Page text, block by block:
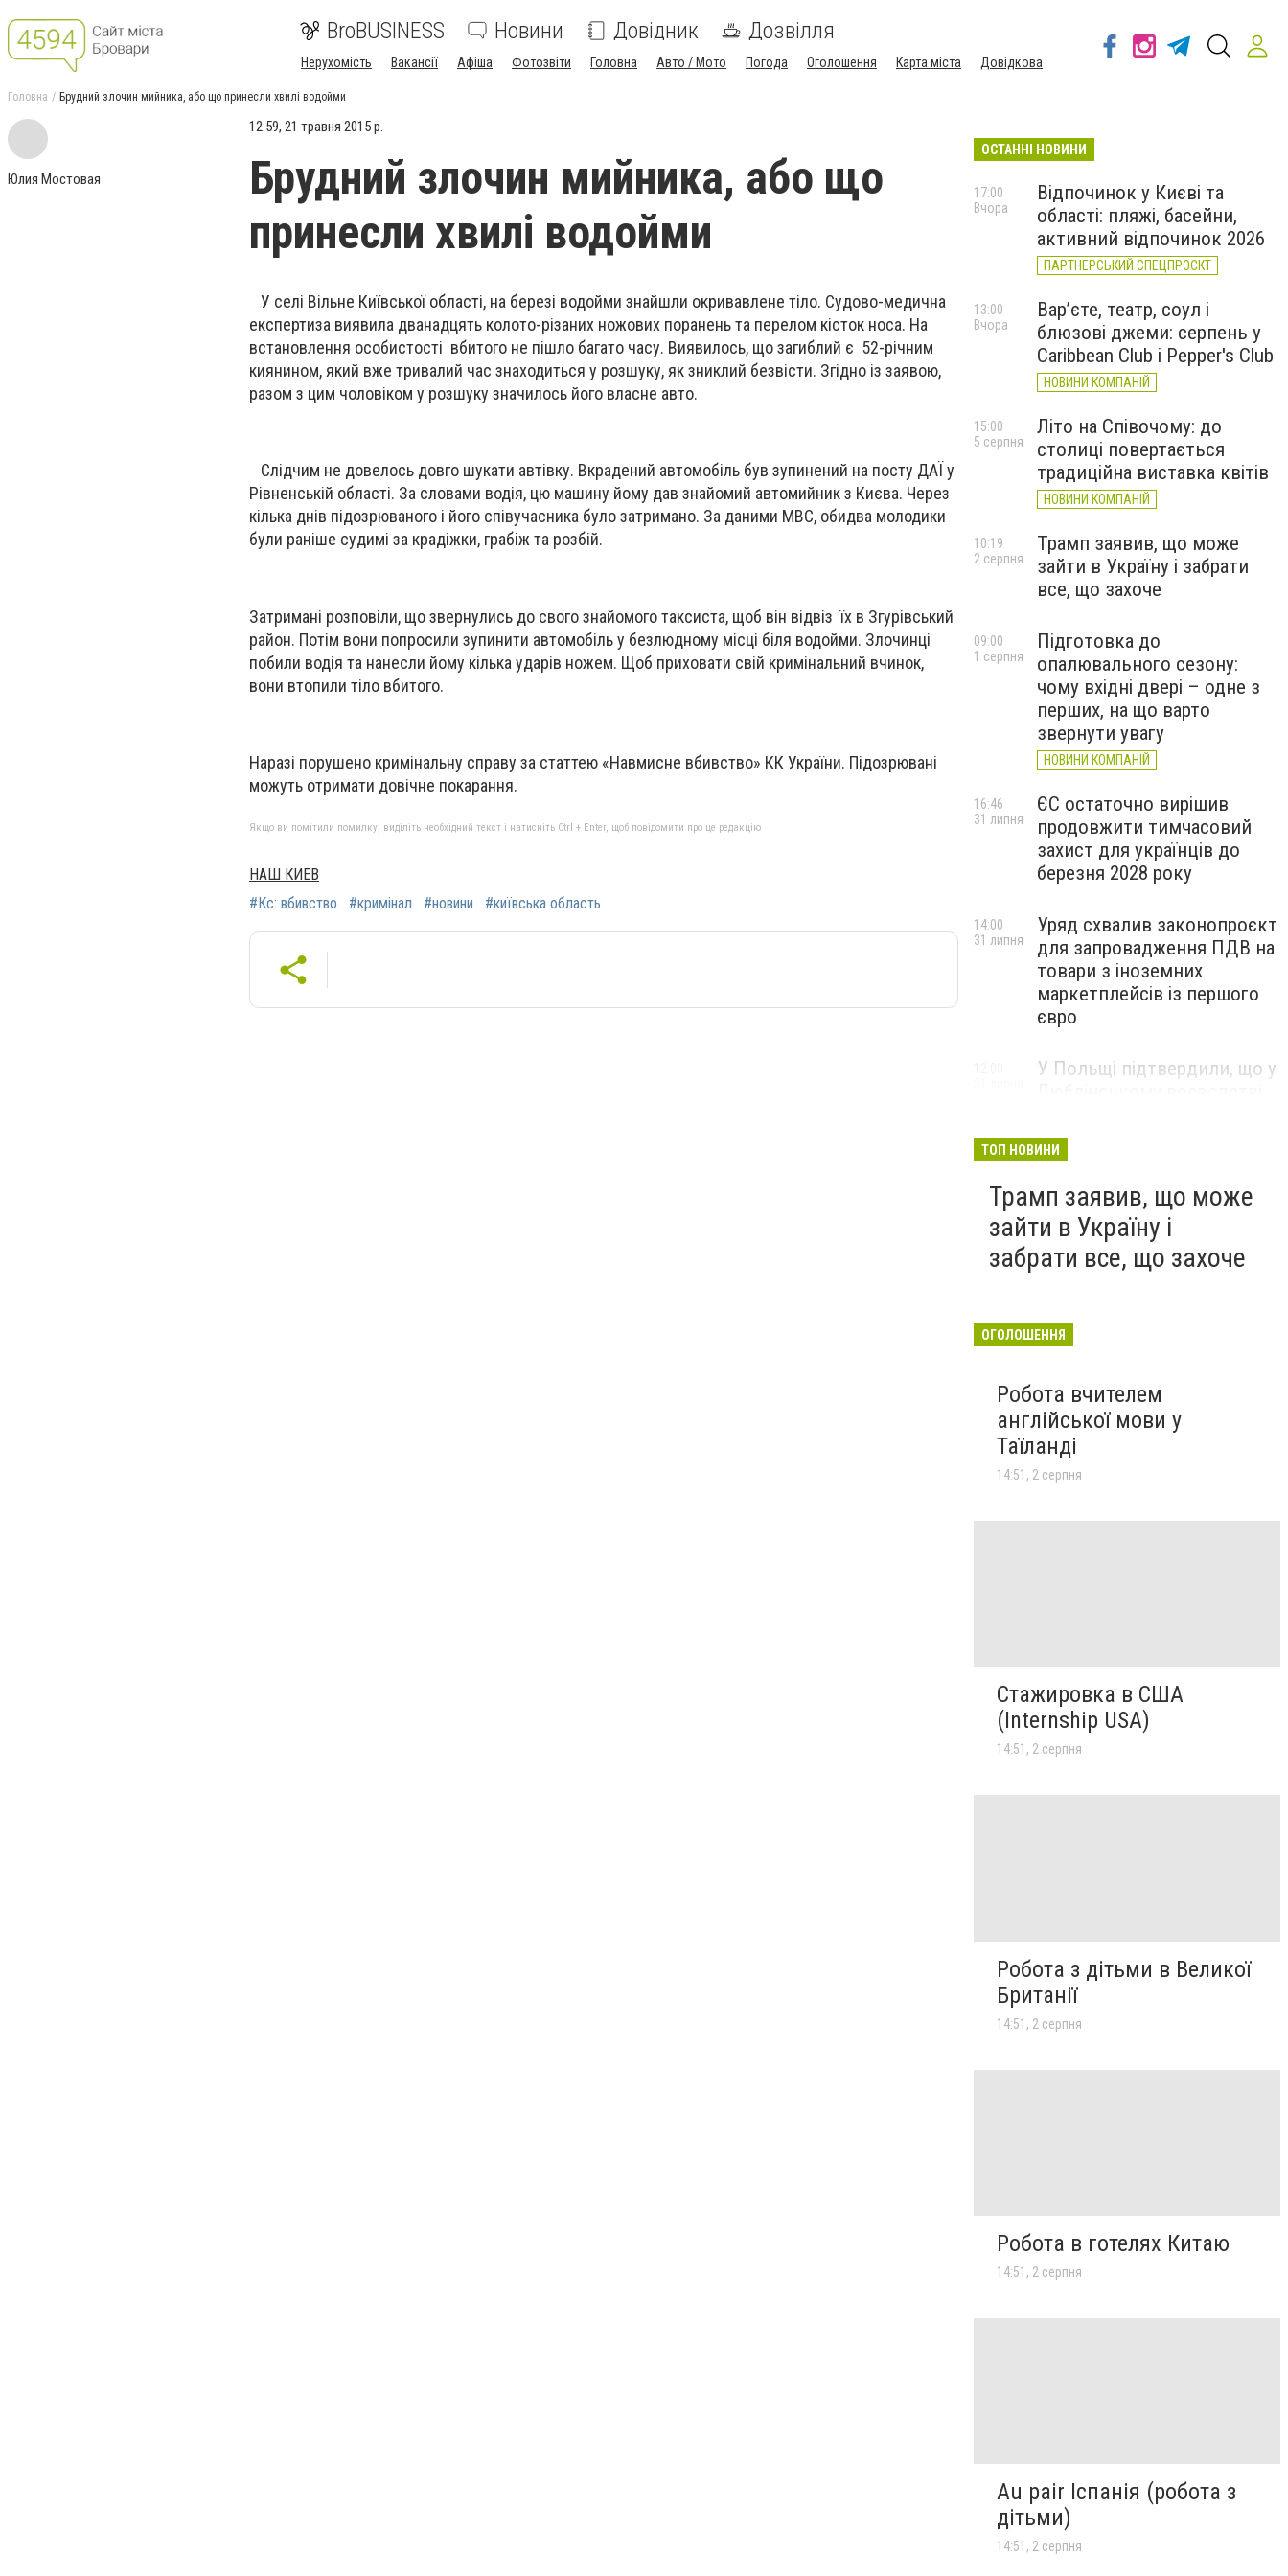
BroBUSINESS Новини Довідник Дозвілля
Нерухомість Вакансії Афіша Фотозвіти Головна Авто / Мото Погода Оголошення Карта міста Довідкова
Головна Брудний злочин мийника, або що принесли хвилі водойми
Юлия Мостовая
12:59, 21 травня 2015 р.
Брудний злочин мийника, або що
принесли хвилі водойми
У селі Вільне Київської області, на березі водойми знайшли окривавлене тіло. Судово-медична
експертиза виявила дванадцять колото-різаних ножових поранень та перелом кісток носа. На
встановлення особистості вбитого не пішло багато часу. Виявилось, що загиблий є 52-річним
киянином, який вже тривалий час знаходиться у розшуку, як зниклий безвісти. Згідно із заявою,
разом з цим чоловіком у розшуку значилось його власне авто.
Слідчим не довелось довго шукати автівку. Вкрадений автомобіль був зупинений на посту ДАЇ у
Рівненській області. За словами водія, цю машину йому дав знайомий автомийник з Києва. Через
кілька днів підозрюваного і його співучасника було затримано. За даними МВС, обидва молодики
були раніше судимі за крадіжки, грабіж та розбій.
Затримані розповіли, що звернулись до свого знайомого таксиста, щоб він відвіз їх в Згурівський
район. Потім вони попросили зупинити автомобіль у безлюдному місці біля водойми. Злочинці
побили водія та нанесли йому кілька ударів ножем. Щоб приховати свій кримінальний вчинок,
вони втопили тіло вбитого.
Наразі порушено кримінальну справу за статтею «Навмисне вбивство» КК України. Підозрювані
можуть отримати довічне покарання.
Якщо ви помітили помилку, виділіть необхідний текст і натисніть Ctrl + Enter, щоб повідомити про це редакцію
НАШ КИЕВ
#Кс: вбивство
#кримінал #новини #київська область
ОСТАННІ НОВИНИ
Відпочинок у Києві та
області: пляжі, басейни,
активний відпочинок 2026
ПАРТНЕРСЬКИЙ СПЕЦПРОЄКТ
17:00
Вчора
Вар’єте, театр, соул і
блюзові джеми: серпень у
Caribbean Club і Pepper's Club
НОВИНИ КОМПАНІЙ
13:00
Вчора
Літо на Співочому: до
столиці повертається
традиційна виставка квітів
НОВИНИ КОМПАНІЙ
15:00
5 серпня
Трамп заявив, що може
зайти в Україну і забрати
все, що захоче
10:19
2 серпня
Підготовка до
опалювального сезону:
чому вхідні двері – одне з
перших, на що варто
звернути увагу
НОВИНИ КОМПАНІЙ
09:00
1 серпня
ЄС остаточно вирішив
продовжити тимчасовий
захист для українців до
березня 2028 року
16:46
31 липня
Уряд схвалив законопроєкт
для запровадження ПДВ на
товари з іноземних
маркетплейсів із першого
євро
14:00
31 липня
У Польщі підтвердили, що у
ТОП НОВИНИ
Трамп заявив, що може
зайти в Україну і
забрати все, що захоче
ОГОЛОШЕННЯ
Робота вчителем
англійської мови у
Таїланді
14:51, 2 серпня
Стажировка в США
(Internship USA)
14:51, 2 серпня
Робота з дітьми в Великої
Британії
14:51, 2 серпня
Робота в готелях Китаю
14:51, 2 серпня
Au pair Іспанія (робота з
дітьми)
14:51, 2 серпня